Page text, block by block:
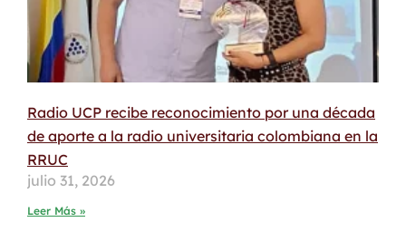
Radio UCP recibe reconocimiento por una década
de aporte a la radio universitaria colombiana en la
RRUC
julio 31, 2026
Leer Más »